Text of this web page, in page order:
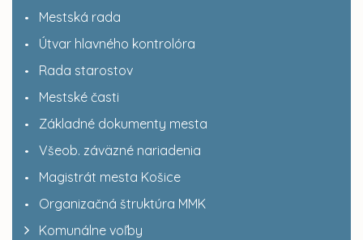
Mestská rada
Útvar hlavného kontrolóra
Rada starostov
Mestské časti
Základné dokumenty mesta
Všeob. záväzné nariadenia
Magistrát mesta Košice
Organizačná štruktúra MMK
Komunálne voľby